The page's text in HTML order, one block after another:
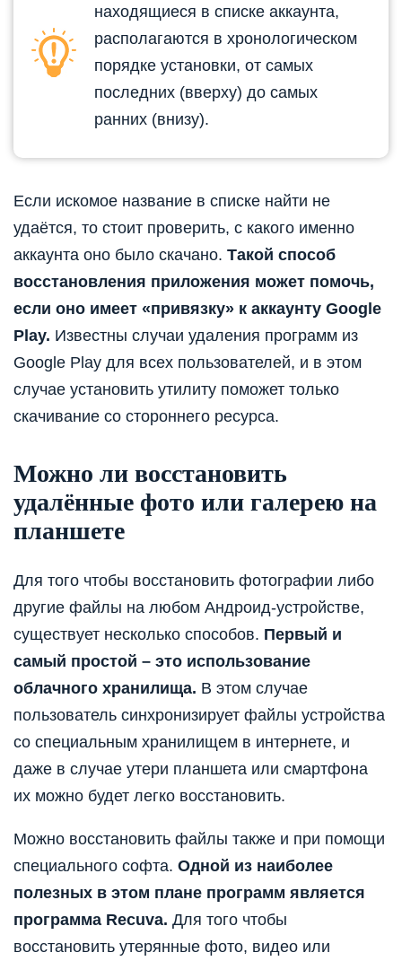
находящиеся в списке аккаунта,
располагаются в хронологическом
порядке установки, от самых
последних (вверху) до самых
ранних (внизу).
Если искомое название в списке найти не
удаётся, то стоит проверить, с какого именно
аккаунта оно было скачано. Такой способ
восстановления приложения может помочь,
если оно имеет «привязку» к аккаунту Google
Play. Известны случаи удаления программ из
Google Play для всех пользователей, и в этом
случае установить утилиту поможет только
скачивание со стороннего ресурса.
Можно ли восстановить
удалённые фото или галерею на
планшете
Для того чтобы восстановить фотографии либо
другие файлы на любом Андроид-устройстве,
существует несколько способов. Первый и
самый простой – это использование
облачного хранилища. В этом случае
пользователь синхронизирует файлы устройства
со специальным хранилищем в интернете, и
даже в случае утери планшета или смартфона
их можно будет легко восстановить.
Можно восстановить файлы также и при помощи
специального софта. Одной из наиболее
полезных в этом плане программ является
программа Recuva. Для того чтобы
восстановить утерянные фото, видео или